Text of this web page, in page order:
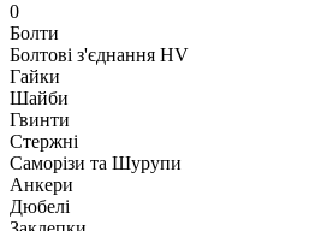
0
Болти
Болтові з'єднання HV
Гайки
Шайби
Гвинти
Стержні
Саморізи та Шурупи
Анкери
Дюбелі